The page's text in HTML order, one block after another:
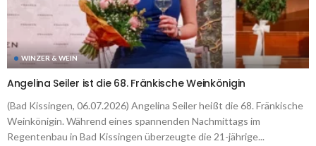
WINZER & WEIN
Angelina Seiler ist die 68. Fränkische Weinkönigin
(Bad Kissingen, 06.07.2026) Angelina Seiler heißt die 68. Fränkische
Weinkönigin. Während eines spannenden Nachmittags im
Regentenbau in Bad Kissingen überzeugte die 21-jährige...